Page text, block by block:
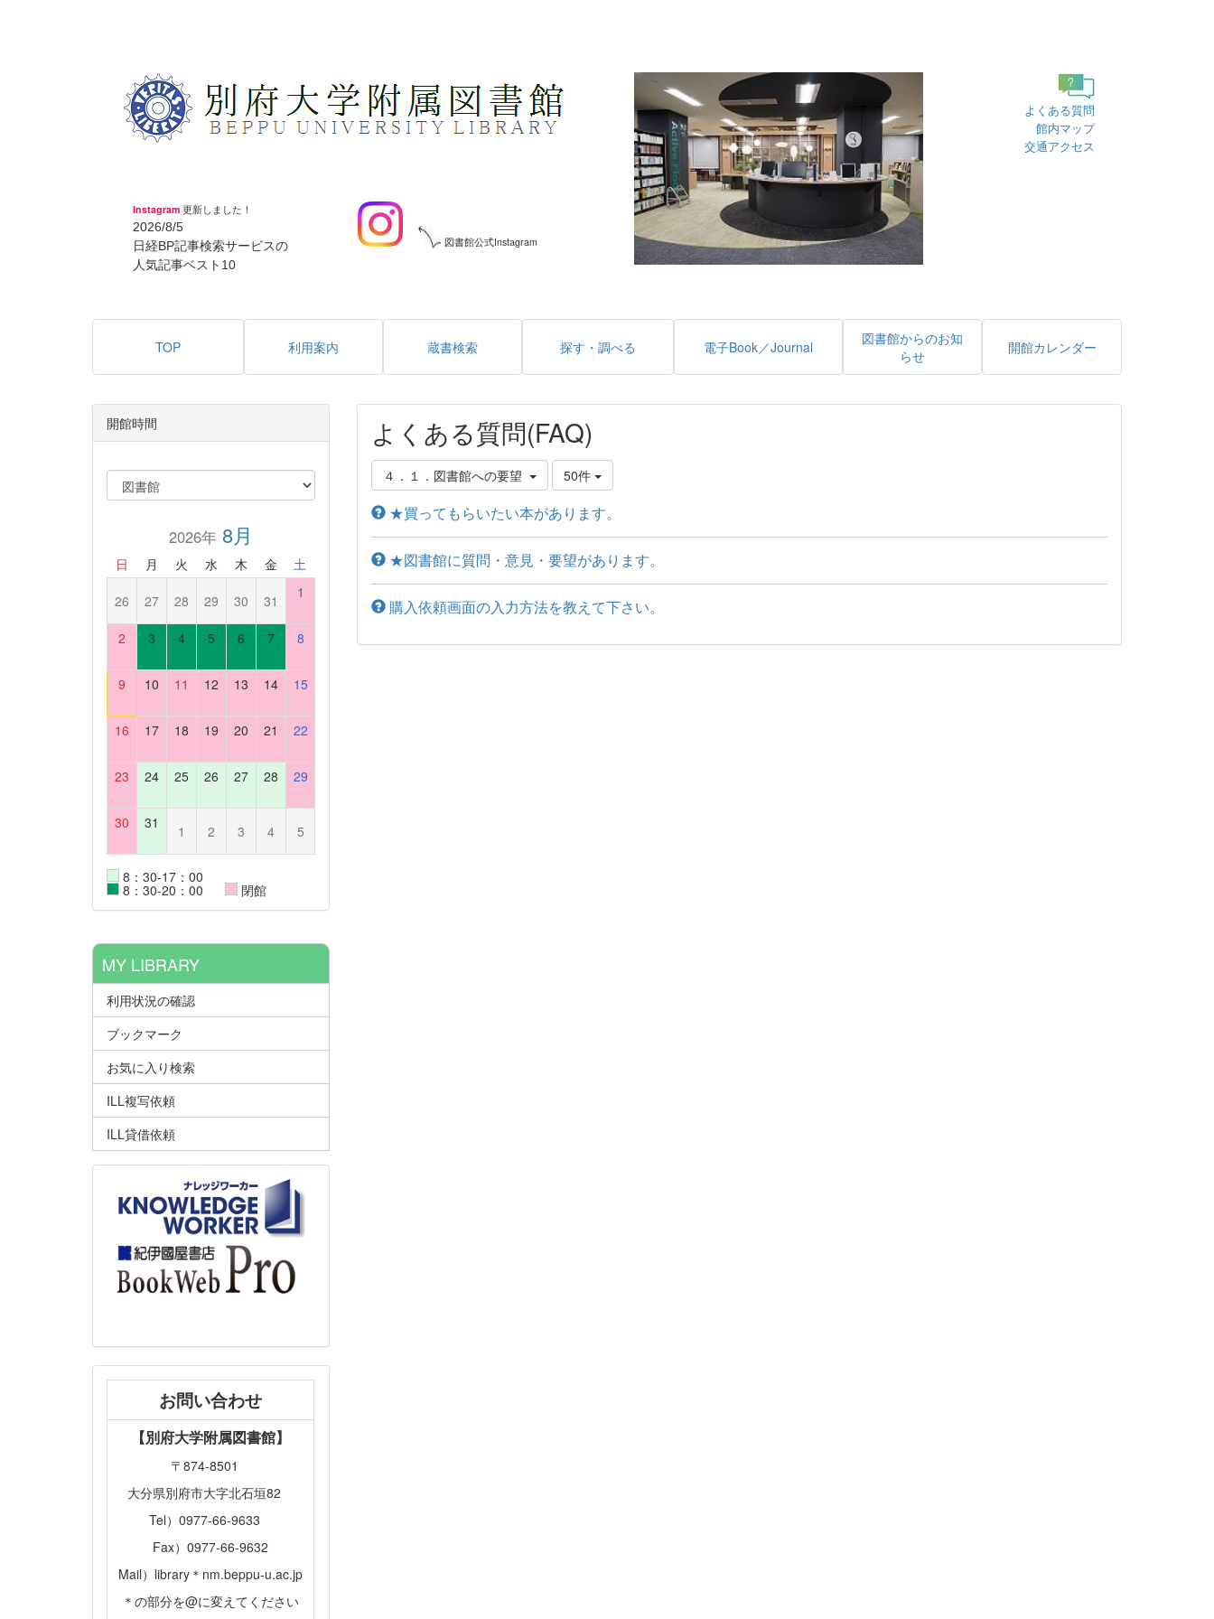
Instagram 更新しました！
2026/8/5
日経BP記事検索サービスの
人気記事ベスト10
図書館公式Instagram
よくある質問
館内マップ
交通アクセス
TOP 利用案内 蔵書検索 探す・調べる 電子Book／Journal
図書館からのお知
らせ
開館カレンダー
よくある質問(FAQ)
４．１．図書館への要望 50件
★買ってもらいたい本があります。
★図書館に質問・意見・要望があります。
購入依頼画面の入力方法を教えて下さい。
開館時間
2026年8月
日 月 火 水 木 金 土
26 27 28 29 30 31 1
2 3 4 5 6 7 8
9 10 11 12 13 14 15
16 17 18 19 20 21 22
23 24 25 26 27 28 29
30 31 1 2 3 4 5
8：30-17：00
8：30-20：00 閉館
MY LIBRARY
利用状況の確認
ブックマーク
お気に入り検索
ILL複写依頼
ILL貸借依頼
お問い合わせ
【別府大学附属図書館】
〒874-8501
大分県別府市大字北石垣82
Tel）0977-66-9633
Fax）0977-66-9632
Mail）library＊nm.beppu-u.ac.jp
＊の部分を@に変えてください